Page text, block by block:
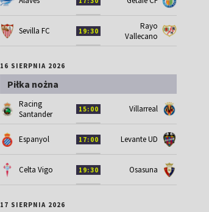
Sevilla FC 19:30
Rayo
Vallecano
16 SIERPNIA 2026
Piłka nożna
Racing
Santander
15:00 Villarreal
Espanyol 17:00 Levante UD
Celta Vigo 19:30 Osasuna
17 SIERPNIA 2026